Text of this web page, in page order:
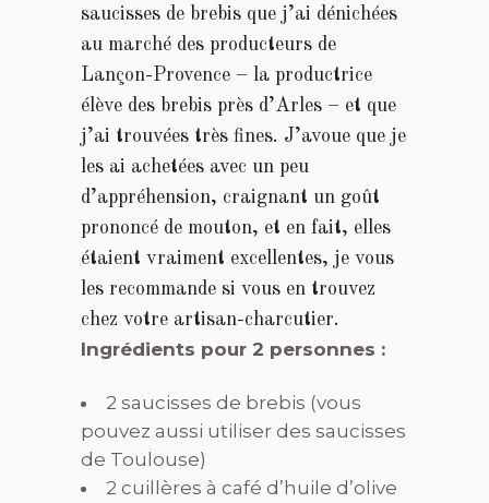
saucisses de brebis que j’ai dénichées
au marché des producteurs de
Lançon-Provence – la productrice
élève des brebis près d’Arles – et que
j’ai trouvées très fines. J’avoue que je
les ai achetées avec un peu
d’appréhension, craignant un goût
prononcé de mouton, et en fait, elles
étaient vraiment excellentes, je vous
les recommande si vous en trouvez
chez votre artisan-charcutier.
Ingrédients pour 2 personnes :
2 saucisses de brebis (vous
pouvez aussi utiliser des saucisses
de Toulouse)
2 cuillères à café d’huile d’olive